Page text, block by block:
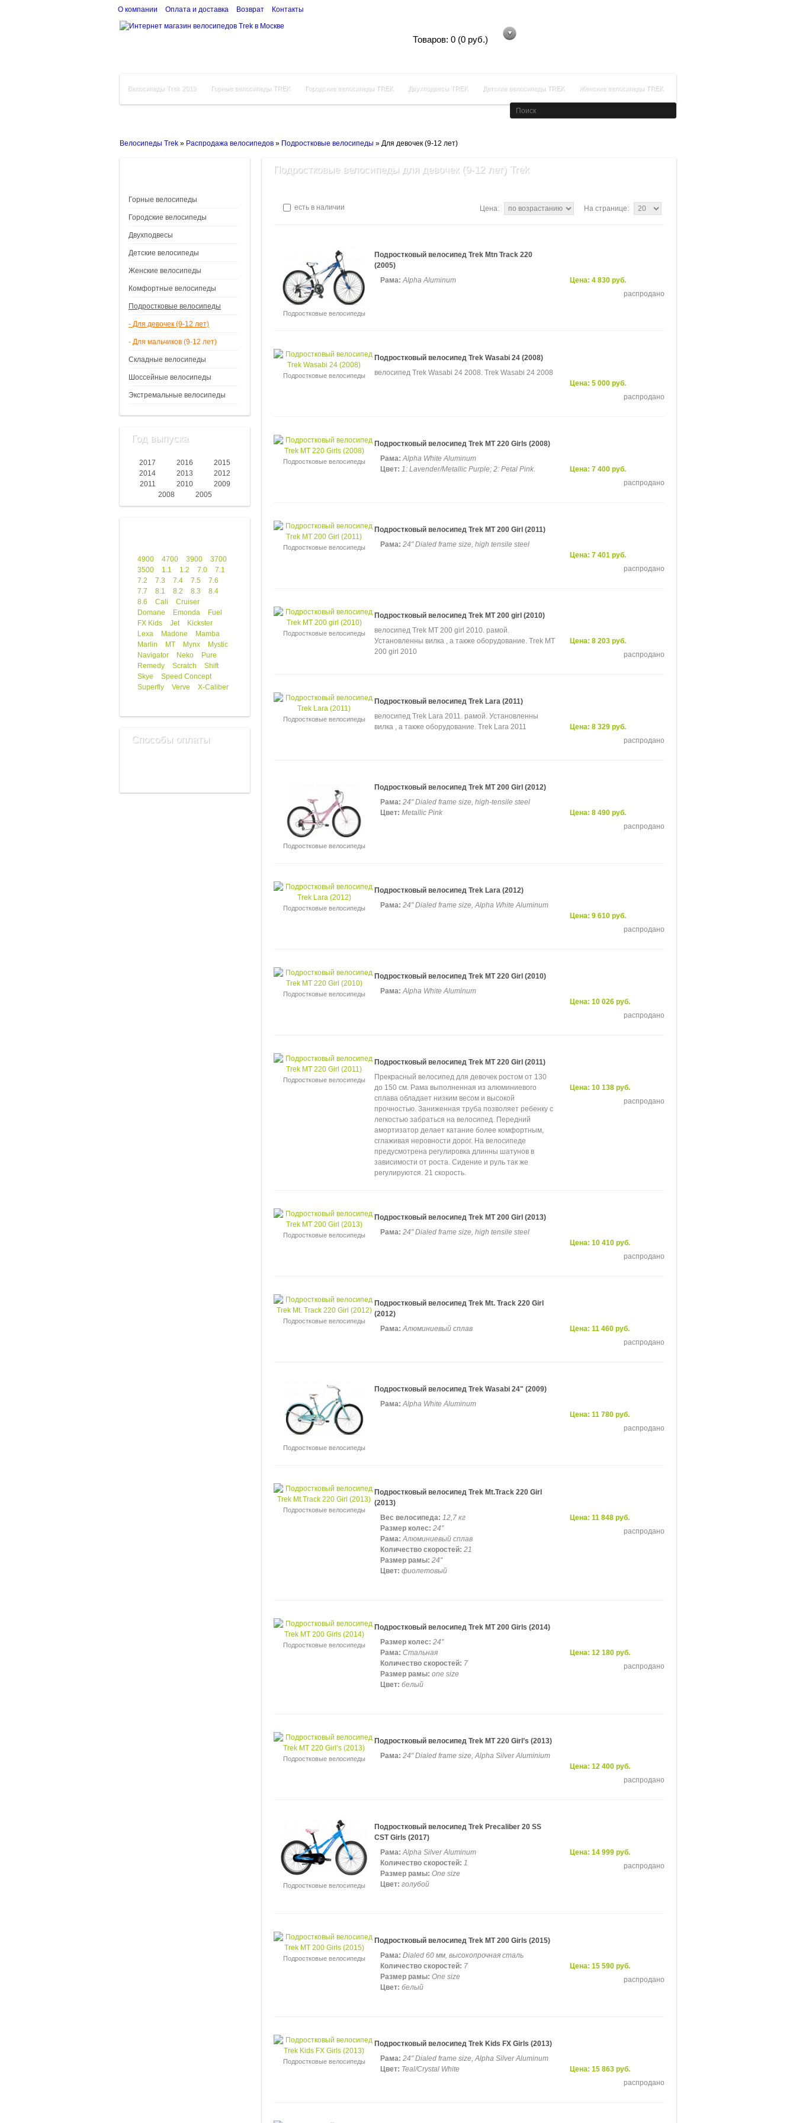
Товаров: 0 (0 руб.)
О компании Оплата и доставка Возврат Контакты
Велосипеды Trek 2019 Горные велосипеды TREK Городские велосипеды TREK Двухподвесы TREK Детские велосипеды TREK Женские велосипеды TREK
Велосипеды Trek » Распродажа велосипедов » Подростковые велосипеды » Для девочек (9-12 лет)
Горные велосипеды
Городские велосипеды
Двухподвесы
Детские велосипеды
Женские велосипеды
Комфортные велосипеды
Подростковые велосипеды
- Для девочек (9-12 лет)
- Для мальчиков (9-12 лет)
Складные велосипеды
Шоссейные велосипеды
Экстремальные велосипеды
Год выпуска
2017 2016
2015
2014
2013
2012
2011
2010
2009
2008
2005
4900 4700 3900
3700
3500
1.1 1.2 7.0
7.1
7.2
7.3 7.4 7.5
7.6
7.7
8.1 8.2 8.3
8.4
8.6
Cali
Cruiser
Domane
Emonda
Fuel
FX Kids
Jet
Kickster
Lexa
Madone
Mamba
Marlin
MT Mynx
Mystic
Navigator
Neko
Pure
Remedy
Scratch
Shift
Skye
Speed Concept
Superfly
Verve X-Caliber
Способы оплаты
Подростковые велосипеды для девочек (9-12 лет) Trek
есть в наличии На странице:
Цена:
Подростковые велосипеды
Подростковый велосипед Trek Mtn Track 220
(2005)
Рама:Alpha Aluminum
Цена: 4 830 руб.
распродано
Подростковые велосипеды
Подростковый велосипед Trek Wasabi 24 (2008)
велосипед Trek Wasabi 24 2008. Trek Wasabi 24 2008
Цена: 5 000 руб.
распродано
Подростковые велосипеды
Подростковый велосипед Trek MT 220 Girls (2008)
Рама:Alpha White Aluminum
Цвет: 1: Lavender/Metallic Purple; 2: Petal Pink.
Цена: 7 400 руб.
распродано
Подростковые велосипеды
Подростковый велосипед Trek MT 200 Girl (2011)
Рама: 24" Dialed frame size, high tensile steel
Цена: 7 401 руб.
распродано
Подростковые велосипеды
Подростковый велосипед Trek MT 200 girl (2010)
велосипед Trek MT 200 girl 2010. рамой.
Установленны вилка , а также оборудование. Trek MT
200 girl 2010
Цена: 8 203 руб.
распродано
Подростковые велосипеды
Подростковый велосипед Trek Lara (2011)
велосипед Trek Lara 2011. рамой. Установленны
вилка , а также оборудование. Trek Lara 2011
Цена: 8 329 руб.
распродано
Подростковые велосипеды
Подростковый велосипед Trek MT 200 Girl (2012)
Рама: 24" Dialed frame size, high-tensile steel
Цвет: Metallic Pink
Цена: 8 490 руб.
распродано
Подростковые велосипеды
Подростковый велосипед Trek Lara (2012)
Рама: 24" Dialed frame size, Alpha White Aluminum
Цена: 9 610 руб.
распродано
Подростковые велосипеды
Подростковый велосипед Trek MT 220 Girl (2010)
Рама:Alpha White Aluminum
Цена: 10 026 руб.
распродано
Подростковые велосипеды
Подростковый велосипед Trek MT 220 Girl (2011)
Прекрасный велосипед для девочек ростом от 130
до 150 см. Рама выполненная из алюминиевого
сплава обладает низким весом и высокой
прочностью. Заниженная труба позволяет ребенку с
легкостью забраться на велосипед. Передний
амортизатор делает катание более комфортным,
сглаживая неровности дорог. На велосипеде
предусмотрена регулировка длинны шатунов в
зависимости от роста. Сидение и руль так же
регулируются. 21 скорость.
Цена: 10 138 руб.
распродано
Подростковые велосипеды
Подростковый велосипед Trek MT 200 Girl (2013)
Рама: 24" Dialed frame size, high tensile steel
Цена: 10 410 руб.
распродано
Подростковые велосипеды
Подростковый велосипед Trek Mt. Track 220 Girl
(2012)
Рама:Алюминиевый сплав
Цена: 11 460 руб.
распродано
Подростковые велосипеды
Подростковый велосипед Trek Wasabi 24" (2009)
Рама:Alpha White Aluminum
Цена: 11 780 руб.
распродано
Подростковые велосипеды
Подростковый велосипед Trek Mt.Track 220 Girl
(2013)
Вес велосипеда: 12,7 кг
Размер колес: 24"
Рама:Алюминиевый сплав
Количество скоростей: 21
Размер рамы: 24"
Цвет: фиолетовый
Цена: 11 848 руб.
распродано
Подростковые велосипеды
Подростковый велосипед Trek MT 200 Girls (2014)
Размер колес: 24"
Рама: Стальная
Количество скоростей: 7
Размер рамы: one size
Цвет: белый
Цена: 12 180 руб.
распродано
Подростковые велосипеды
Подростковый велосипед Trek MT 220 Girl’s (2013)
Рама: 24" Dialed frame size, Alpha Silver Aluminium
Цена: 12 400 руб.
распродано
Подростковые велосипеды
Подростковый велосипед Trek Precaliber 20 SS
CST Girls (2017)
Рама:Alpha Silver Aluminum
Количество скоростей: 1
Размер рамы: One size
Цвет: голубой
Цена: 14 999 руб.
распродано
Подростковые велосипеды
Подростковый велосипед Trek MT 200 Girls (2015)
Рама: Dialed 60 мм, высокопрочная сталь
Количество скоростей: 7
Размер рамы: One size
Цвет: белый
Цена: 15 590 руб.
распродано
Подростковые велосипеды
Подростковый велосипед Trek Kids FX Girls (2013)
Рама: 24" Dialed frame size, Alpha Silver Aluminum
Цвет: Teal/Crystal White
Цена: 15 863 руб.
распродано